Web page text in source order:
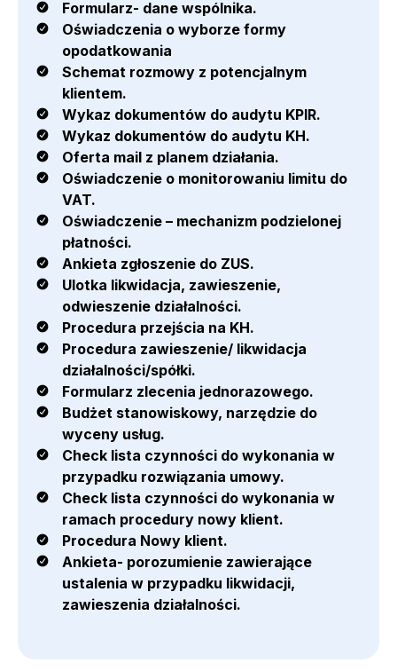
Formularz- dane wspólnika.
Oświadczenia o wyborze formy
opodatkowania
Schemat rozmowy z potencjalnym
klientem.
Wykaz dokumentów do audytu KPIR.
Wykaz dokumentów do audytu KH.
Oferta mail z planem działania.
Oświadczenie o monitorowaniu limitu do
VAT.
Oświadczenie – mechanizm podzielonej
płatności.
Ankieta zgłoszenie do ZUS.
Ulotka likwidacja, zawieszenie,
odwieszenie działalności.
Procedura przejścia na KH.
Procedura zawieszenie/ likwidacja
działalności/spółki.
Formularz zlecenia jednorazowego.
Budżet stanowiskowy, narzędzie do
wyceny usług.
Check lista czynności do wykonania w
przypadku rozwiązania umowy.
Check lista czynności do wykonania w
ramach procedury nowy klient.
Procedura Nowy klient.
Ankieta- porozumienie zawierające
ustalenia w przypadku likwidacji,
zawieszenia działalności.